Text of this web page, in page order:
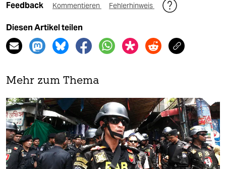
Feedback Kommentieren Fehlerhinweis
Diesen Artikel teilen
Mehr zum Thema